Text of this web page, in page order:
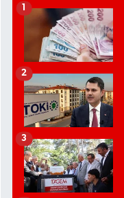
1
2
3